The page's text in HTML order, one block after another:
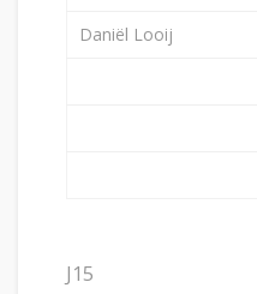
Daniël Looij
J15